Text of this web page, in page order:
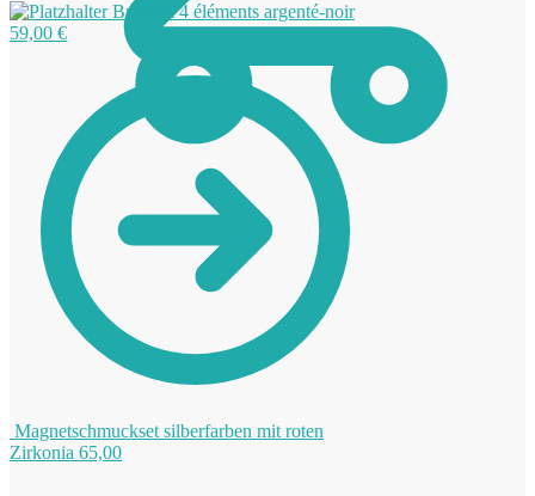
Bracelet 4 éléments argenté-noir
59,00 €
Magnetschmuckset silberfarben mit roten
Zirkonia 65,00